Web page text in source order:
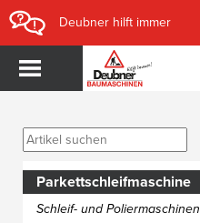
Deubner hilft immer
Parkettschleifmaschine
Schleif- und Poliermaschinen